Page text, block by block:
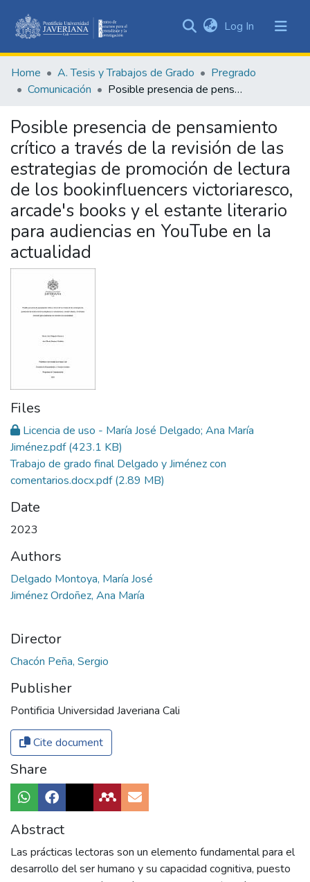
&
Collections
Statistics
Log In (current)
Home A. Tesis y Trabajos de Grado
Pregrado
Comunicación
Posible presencia de pensamiento crítico a través de la revisión de las estrategias de promoción de lectura de los bookinfluencers victoriaresco, arcade's books y el estante literario para audiencias en YouTube en la actualidad
Posible presencia de pensamiento
crítico a través de la revisión de las
estrategias de promoción de lectura
de los bookinfluencers victoriaresco,
arcade's books y el estante literario
para audiencias en YouTube en la
actualidad
Files
Licencia de uso - María José Delgado; Ana María
Jiménez.pdf(423.1 KB)
Trabajo de grado final Delgado y Jiménez con
comentarios.docx.pdf(2.89 MB)
Date
2023
Authors
Delgado Montoya, María José
Jiménez Ordoñez, Ana María
Director
Chacón Peña, Sergio
Publisher
Pontificia Universidad Javeriana Cali
Cite document
Share
Abstract
Las prácticas lectoras son un elemento fundamental para el
desarrollo del ser humano y su capacidad cognitiva, puesto